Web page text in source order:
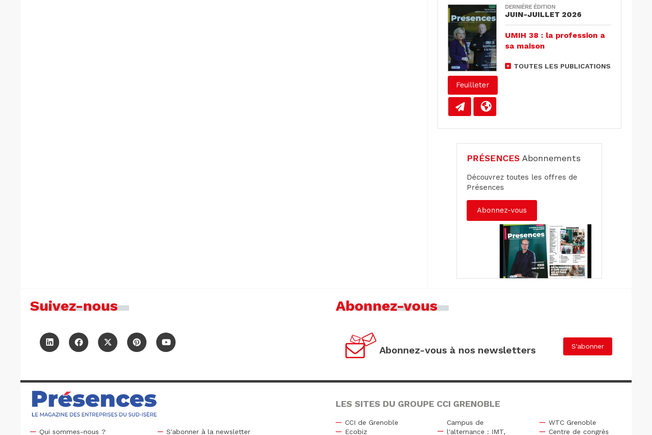
Feuilleter
DERNIÈRE ÉDITION
JUIN-JUILLET 2026
UMIH 38 : la profession a
sa maison
TOUTES LES PUBLICATIONS
PRÉSENCES Abonnements
Découvrez toutes les offres de
Présences
Abonnez-vous
Suivez-nous Abonnez-vous
Abonnez-vous à nos newsletters S'abonner
Qui sommes-nous ? S'abonner à la newsletter
LES SITES DU GROUPE CCI GRENOBLE
CCI de Grenoble
Ecobiz
Campus de
l'alternance : IMT,
WTC Grenoble
Centre de congrès